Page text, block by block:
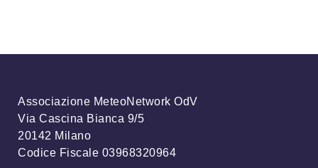
Associazione MeteoNetwork OdV
Via Cascina Bianca 9/5
20142 Milano
Codice Fiscale 03968320964